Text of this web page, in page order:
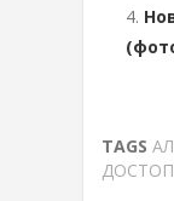
TAGS